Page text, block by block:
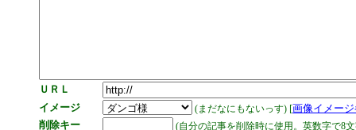
ＵＲＬ
イメージ
(まだなにもないっす) [画像イメー
削除キー
(自分の記事を削除時に使用。英数字で8